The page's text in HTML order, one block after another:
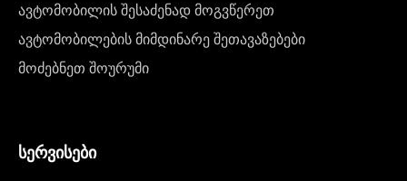
ავტომობილის შესაძენად მოგვწერეთ
ავტომობილების მიმდინარე შეთავაზებები
მოძებნეთ შოურუმი
სერვისები